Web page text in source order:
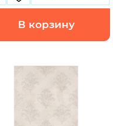
В корзину